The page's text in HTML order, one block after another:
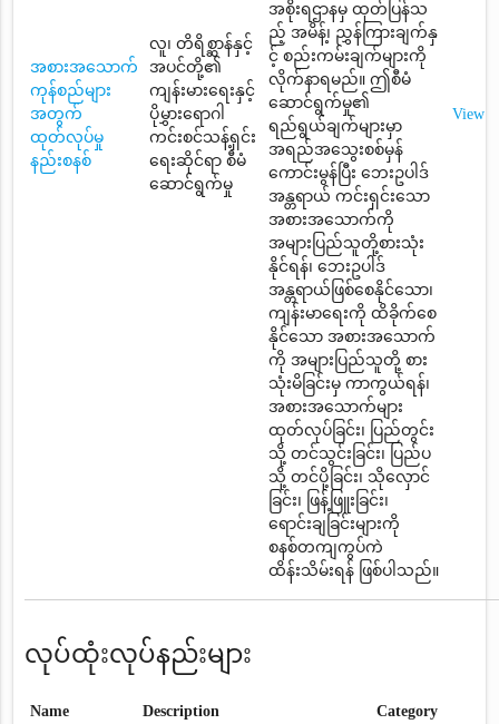
အစားအသောက်
ကုန်စည်များ
အတွက်
ထုတ်လုပ်မှု
နည်းစနစ်
လူ၊ တိရိစ္ဆာန်နှင့်
အပင်တို့၏
ကျန်းမားရေးနှင့်
ပိုမွှားရောဂါ
ကင်းစင်သန့်ရှင်း
ရေးဆိုင်ရာ စီမံ
ဆောင်ရွက်မှု
အစိုးရဌာနမှ ထုတ်ပြန်သ
ည့် အမိန့်၊ ညွှန်ကြားချက်နှ
င့် စည်းကမ်းချက်များကို
လိုက်နာရမည်။ ဤစီမံ
ဆောင်ရွက်မှု၏
ရည်ရွယ်ချက်များမှာ
အရည်အသွေးစစ်မှန်
ကောင်းမွန်ပြီး ဘေးဥပါဒ်
အန္တရာယ် ကင်းရှင်းသော
အစားအသောက်ကို
အများပြည်သူတို့စားသုံး
နိုင်ရန်၊ ဘေးဥပါဒ်
အန္တရာယ်ဖြစ်စေနိုင်သော၊
ကျန်းမာရေးကို ထိခိုက်စေ
နိုင်သော အစားအသောက်
ကို အများပြည်သူတို့ စား
သုံးမိခြင်းမှ ကာကွယ်ရန်၊
အစားအသောက်များ
ထုတ်လုပ်ခြင်း၊ ပြည်တွင်း
သို့ တင်သွင်းခြင်း၊ ပြည်ပ
သို့ တင်ပို့ခြင်း၊ သိုလှောင်
ခြင်း၊ ဖြန့်ဖြူးခြင်း၊
ရောင်းချခြင်းများကို
စနစ်တကျကွပ်ကဲ
ထိန်းသိမ်းရန် ဖြစ်ပါသည်။
View
လုပ်ထုံးလုပ်နည်းများ
Name Description Category